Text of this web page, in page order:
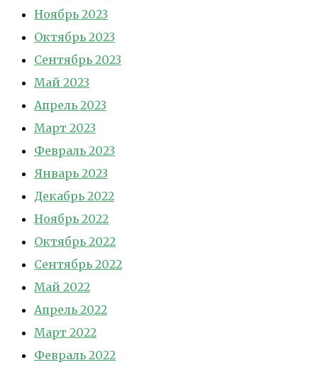
Ноябрь 2023
Октябрь 2023
Сентябрь 2023
Май 2023
Апрель 2023
Март 2023
Февраль 2023
Январь 2023
Декабрь 2022
Ноябрь 2022
Октябрь 2022
Сентябрь 2022
Май 2022
Апрель 2022
Март 2022
Февраль 2022